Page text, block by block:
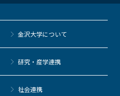
金沢大学について
研究・産学連携
社会連携